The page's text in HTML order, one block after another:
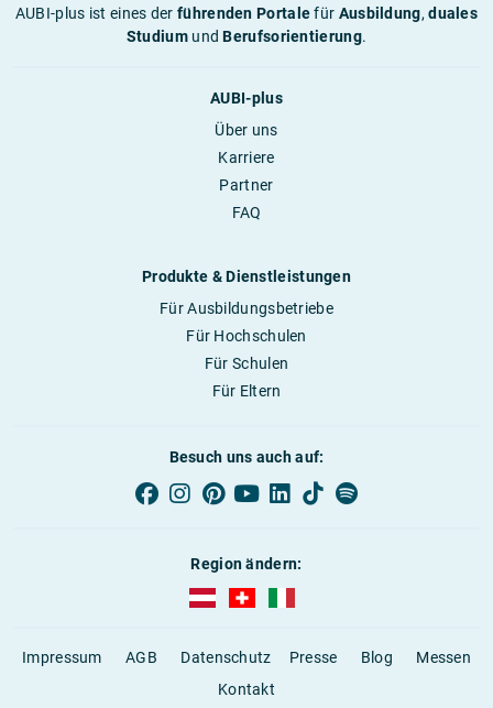
AUBI-plus ist eines derführenden Portalefür Ausbildung,duales
StudiumundBerufsorientierung.
AUBI-plus
Über uns
Karriere
Partner
FAQ
Produkte & Dienstleistungen
Für Ausbildungsbetriebe
Für Hochschulen
Für Schulen
Für Eltern
Besuch uns auch auf:
Region ändern:
AUBI-plus Österreich (deutsch)
Impressum AGB Datenschutz Presse Blog
Messen
Kontakt